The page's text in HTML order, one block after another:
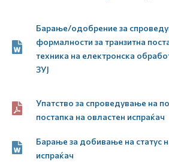
Барање/одобрение за
формалности за транзитна
техника на електронска
ЗУЈ
Упатство за спроведување на
постапка на овластен испраќач
Барање за добивање на статус
испраќач